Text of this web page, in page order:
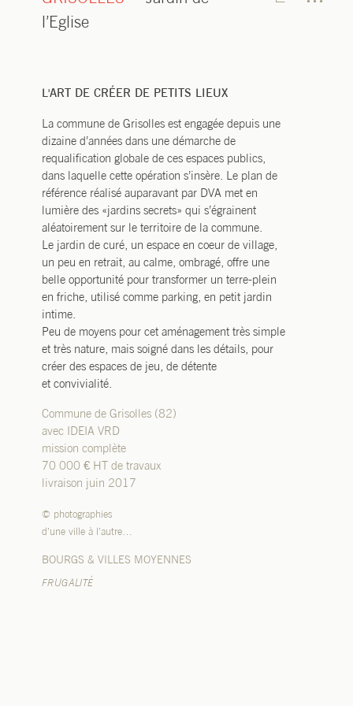
l’Eglise
L'ART DE CRÉER DE PETITS LIEUX
La commune de Grisolles est engagée depuis une
dizaine d’années dans une démarche de
requalification globale de ces espaces publics,
dans laquelle cette opération s’insère. Le plan de
référence réalisé auparavant par DVA met en
lumière des «jardins secrets» qui s’égrainent
aléatoirement sur le territoire de la commune.
Le jardin de curé, un espace en coeur de village,
un peu en retrait, au calme, ombragé, offre une
belle opportunité pour transformer un terre-plein
en friche, utilisé comme parking, en petit jardin
intime.
Peu de moyens pour cet aménagement très simple
et très nature, mais soigné dans les détails, pour
créer des espaces de jeu, de détente
et convivialité.
BOURGS & VILLES MOYENNES
FRUGALITÉ
Commune de Grisolles (82)
avec IDEIA VRD
mission complète
70 000 € HT de travaux
livraison juin 2017
© photographies
d’une ville à l’autre…